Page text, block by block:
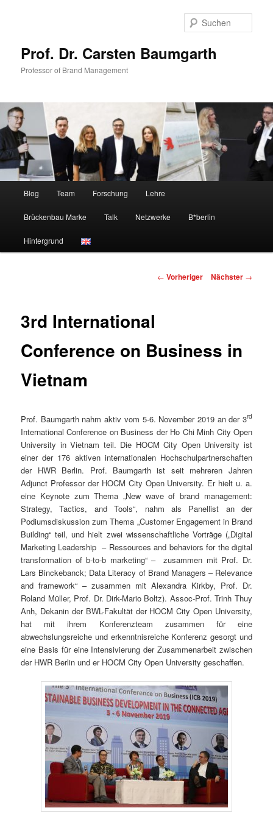
Prof. Dr. Carsten Baumgarth
Professor of Brand Management
Blog Team Forschung Lehre
Brückenbau Marke Talk Netzwerke B*berlin
Hintergrund
Beitragsnavigation
← Vorheriger Nächster →
3rd International
Conference on Business in
Vietnam
Prof. Baumgarth nahm aktiv vom 5-6. November 2019 an der 3rd
International Conference on Business der Ho Chi Minh City Open
University in Vietnam teil. Die HOCM City Open University ist
einer der 176 aktiven internationalen Hochschulpartnerschaften
der HWR Berlin. Prof. Baumgarth ist seit mehreren Jahren
Adjunct Professor der HOCM City Open University. Er hielt u. a.
eine Keynote zum Thema „New wave of brand management:
Strategy, Tactics, and Tools“, nahm als Panellist an der
Podiumsdiskussion zum Thema „Customer Engagement in Brand
Building“ teil, und hielt zwei wissenschaftliche Vorträge („Digital
Marketing Leadership – Ressources and behaviors for the digital
transformation of b-to-b marketing“ – zusammen mit Prof. Dr.
Lars Binckebanck; Data Literacy of Brand Managers – Relevance
and framework“ – zusammen mit Alexandra Kirkby, Prof. Dr.
Roland Müller, Prof. Dr. Dirk-Mario Boltz). Assoc-Prof. Trinh Thuy
Anh, Dekanin der BWL-Fakultät der HOCM City Open University,
hat mit ihrem Konferenzteam zusammen für eine
abwechslungsreiche und erkenntnisreiche Konferenz gesorgt und
eine Basis für eine Intensivierung der Zusammenarbeit zwischen
der HWR Berlin und er HOCM City Open University geschaffen.